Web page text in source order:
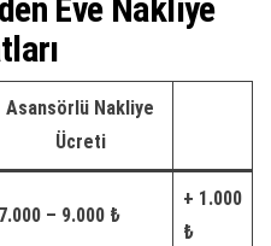
Eve Nakliye
Asansörlü Nakliye
Ücreti
7.000 – 9.000 ₺
+ 1.000
₺